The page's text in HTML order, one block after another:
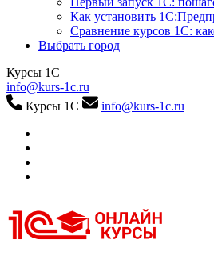
Как установить
Сравнение курсов 1С:
Выбрать город
Курсы 1С
info@kurs-1c.ru
Курсы 1С
info@kurs-1c.ru